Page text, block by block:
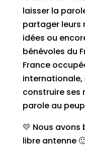
laisser la
partager leurs
idées ou
bénévoles du
France
internationale,
construire ses
parole au
💛 Nous avons
libre antenne